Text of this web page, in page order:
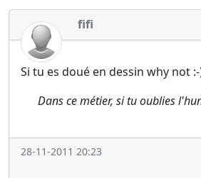
fifi
Si tu es doué en dessin why not :-
Dans ce métier, si tu oublies
28-11-2011 20:23